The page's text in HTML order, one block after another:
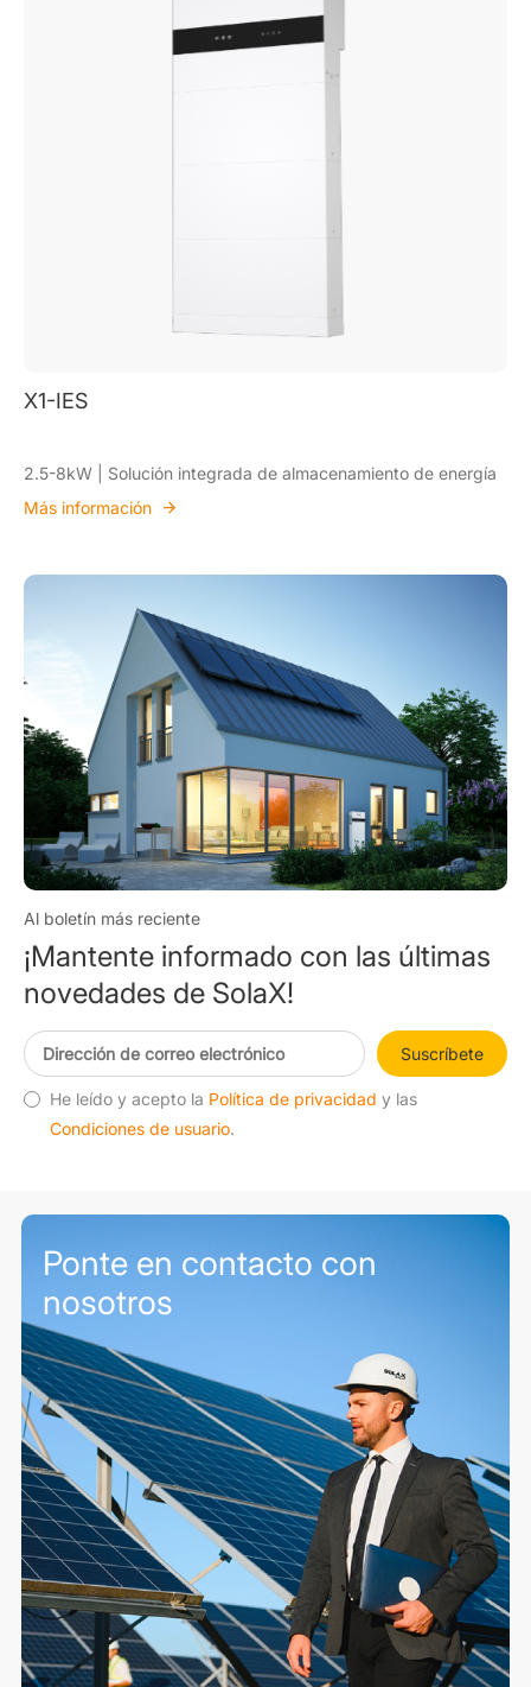
X1-IES
2.5-8kW | Solución integrada de almacenamiento de energía
Más información
Al boletín más reciente
¡Mantente informado con las últimas
novedades de SolaX!
Suscríbete
He leído y acepto la Política de privacidad y las
Condiciones de usuario.
Ponte en contacto con
nosotros